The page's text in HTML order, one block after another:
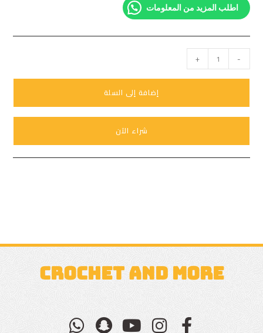
اطلب المزيد من المعلومات
-
+
إضافة إلى السلة
شراء الآن
CROCHET AND MORE